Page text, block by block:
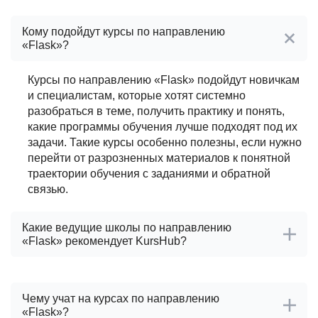
Кому подойдут курсы по направлению
«Flask»?
Курсы по направлению «Flask» подойдут новичкам
и специалистам, которые хотят системно
разобраться в теме, получить практику и понять,
какие программы обучения лучше подходят под их
задачи. Такие курсы особенно полезны, если нужно
перейти от разрозненных материалов к понятной
траектории обучения с заданиями и обратной
связью.
Какие ведущие школы по направлению
«Flask» рекомендует KursHub?
KursHub выделяет ведущие проверенные школы:
Чему учат на курсах по направлению
«Flask»?